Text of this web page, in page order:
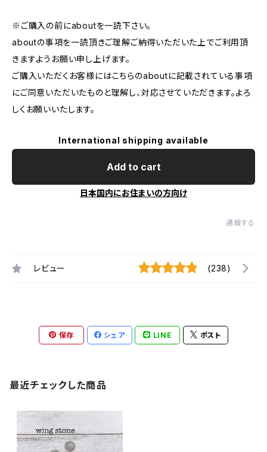
※ご購入の前にaboutを一読下さい。
aboutの事項を一読頂きご理解ご納得いただいた上でご利用頂
きますようお願い申し上げます。
ご購入いただくお客様にはこちらのaboutに記載されている事項
にご同意いただいたものと理解し、対応させていただきます。よろ
しくお願いいたします。
International shipping available
Add to cart
日本国内にお住まいの方向け
通報する
レビュー (238)
保存 シェア LINE ポスト
最近チェックした商品